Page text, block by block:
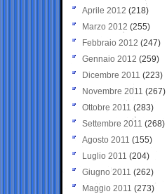
Aprile 2012 (218)
Marzo 2012 (255)
Febbraio 2012 (247)
Gennaio 2012 (259)
Dicembre 2011 (223)
Novembre 2011 (267)
Ottobre 2011 (283)
Settembre 2011 (268)
Agosto 2011 (155)
Luglio 2011 (204)
Giugno 2011 (262)
Maggio 2011 (273)